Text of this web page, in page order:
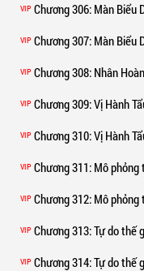
VIP Chương 306: Màn Biểu
VIP Chương 307: Màn Biểu
VIP Chương 308: Nhân Hoàng Điện
VIP Chương 309: Vị Hành
VIP Chương 310: Vị Hành
VIP Chương 311: Mô
VIP Chương 312: Mô
VIP Chương 313: Tự do thế
VIP Chương 314: Tự do thế